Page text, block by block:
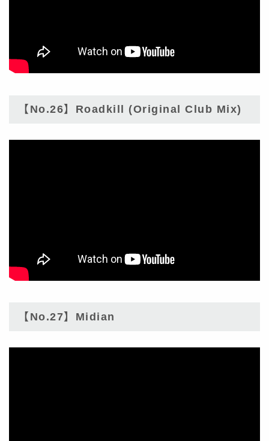
【No.26】Roadkill (Original Club Mix)
【No.27】Midian